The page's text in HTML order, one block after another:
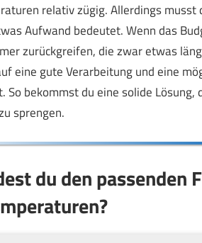
relativ zügig. Allerdings
Aufwand bedeutet. Wenn das
zurückgreifen, die zwar etwas
eine gute Verarbeitung und eine
So bekommst du eine solide
sprengen.
du den passenden